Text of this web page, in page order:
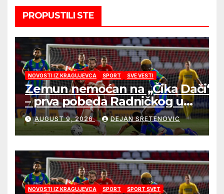
PROPUSTILI STE
NOVOSTI IZ KRAGUJEVCA SPORT SVE VESTI
Zemun nemoćan na „Čika Dači“
– prva pobeda Radničkog u
drugom mandatu Feđe Dudića
AUGUST 9, 2026 DEJAN SRETENOVIC
NOVOSTI IZ KRAGUJEVCA SPORT SPORT SVET